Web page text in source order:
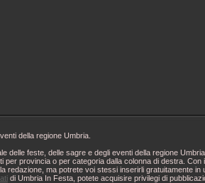
della regione Umbria.
delle feste, delle sagre e degli eventi della regione
per provincia o per categoria dalla colonna di destra.
redazione, ma potrete voi stessi inserirli gratuitamente
di Umbria In Festa, potete acquisire privilegi di